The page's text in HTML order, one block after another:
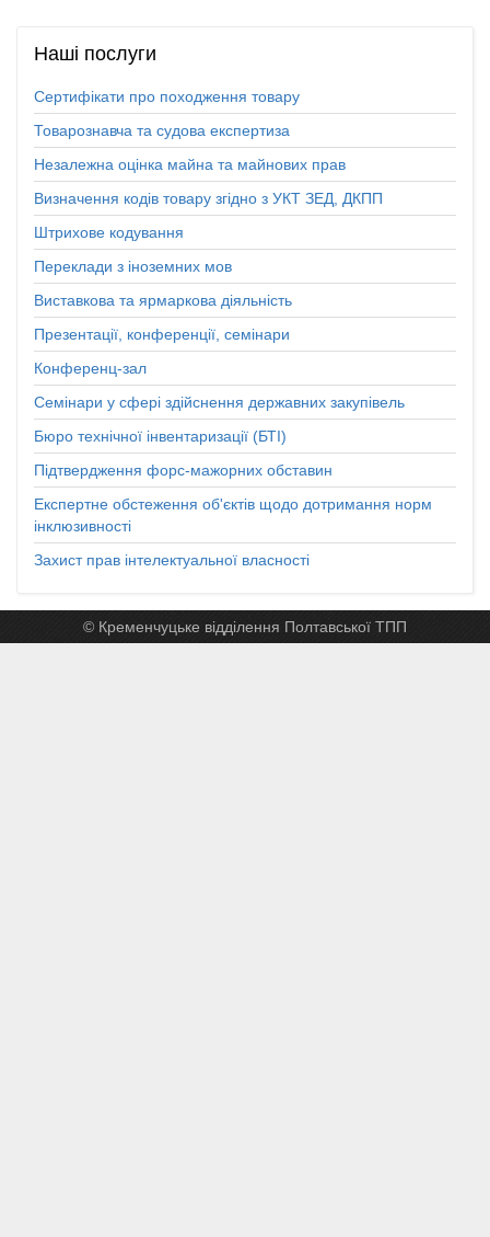
Наші послуги
Сертифікати про походження товару
Товарознавча та судова експертиза
Незалежна оцінка майна та майнових прав
Визначення кодів товару згідно з УКТ ЗЕД, ДКПП
Штрихове кодування
Переклади з іноземних мов
Виставкова та ярмаркова діяльність
Презентації, конференції, семінари
Конференц-зал
Семінари у сфері здійснення державних закупівель
Бюро технічної інвентаризації (БТІ)
Підтвердження форс-мажорних обставин
Експертне обстеження об'єктів щодо дотримання норм
інклюзивності
Захист прав інтелектуальної власності
© Кременчуцьке відділення Полтавської ТПП